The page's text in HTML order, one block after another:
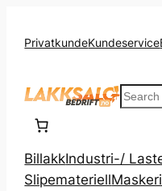
PrivatkundeKundeservice
Search
BillakkIndustri-/
Slipemateriell